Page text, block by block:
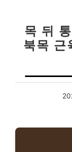
목 뒤
북목 근